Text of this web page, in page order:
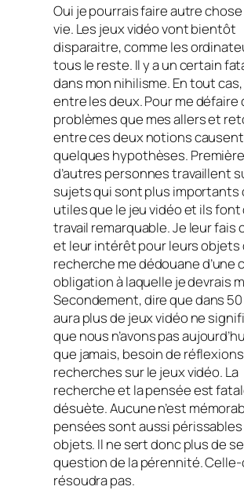
Oui je pourrais faire autre chose
vie. Les jeux vidéo vont bientôt
disparaitre, comme les
tous le reste. Il y a un certain
dans mon nihilisme. En tout cas,
entre les deux. Pour me défaire
problèmes que mes allers et
entre ces deux notions
quelques hypothèses.
d’autres personnes travaillent
sujets qui sont plus importants
utiles que le jeu vidéo et ils font
travail remarquable. Je leur fais
et leur intérêt pour leurs objets
recherche me dédouane d’une
obligation à laquelle je devrais
Secondement, dire que dans 50
aura plus de jeux vidéo ne
que nous n’avons pas
que jamais, besoin de
recherches sur le jeux vidéo. La
recherche et la pensée est
désuète. Aucune n’est
pensées sont aussi
objets. Il ne sert donc plus de
question de la pérennité. Celle-
résoudra pas.